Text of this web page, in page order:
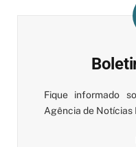
Fique informado
Agência de Notícias